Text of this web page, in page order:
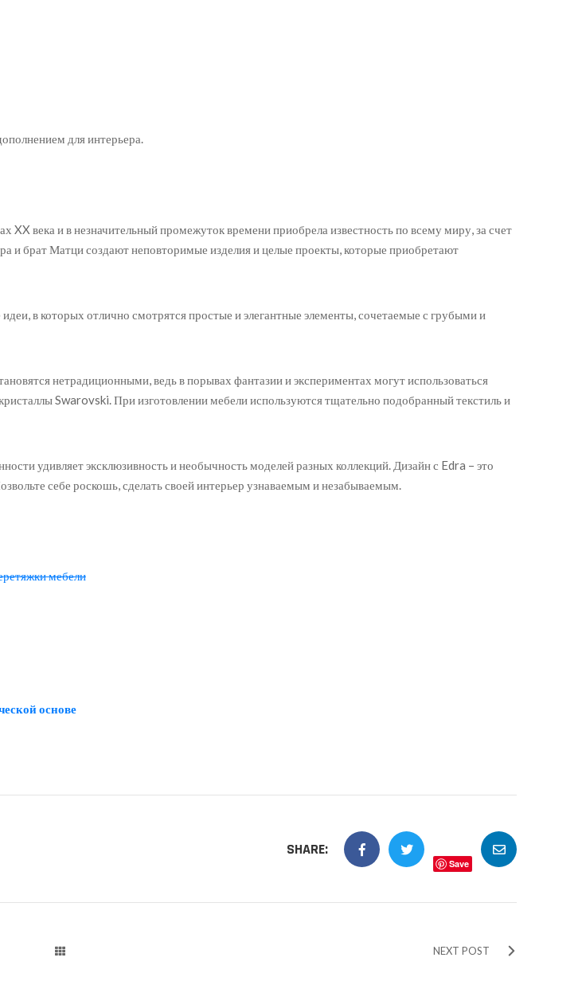
для интерьера.
века и в незначительный промежуток времени приобрела известность по всему миру, за счет
брат Матци создают неповторимые изделия и целые проекты, которые приобретают
в которых отлично смотрятся простые и элегантные элементы, сочетаемые с грубыми и
нетрадиционными, ведь в порывах фантазии и экспериментах могут использоваться
Swarovski. При изготовлении мебели используются тщательно подобранный текстиль и
удивляет эксклюзивность и необычность моделей разных коллекций. Дизайн с Edra – это
себе роскошь, сделать своей интерьер узнаваемым и незабываемым.
мебели
основе
SHARE:
Save
NEXT POST